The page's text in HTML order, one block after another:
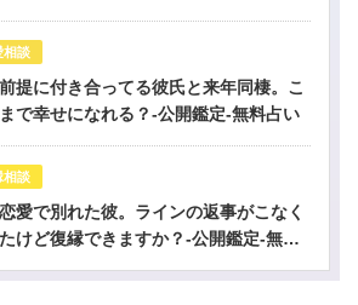
相談
提に付き合ってる彼氏と来年同棲。こ
で幸せになれる？-公開鑑定-無料占い
相談
愛で別れた彼。ラインの返事がこなく
けど復縁できますか？-公開鑑定-無料